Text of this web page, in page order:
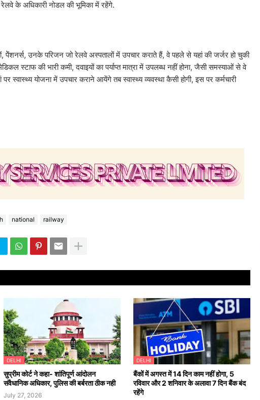
के अधिकारी नोडल की भूमिका में रहेंगे.
पेेंशनर्स, उनके परिजन जो रेलवे अस्पतालों में उपचार कराते हैं, वे पहले से यहां की जर्जर हो चुकी
स्टाफ की भारी कमी, दवाइयों का पर्याप्त मात्रा में उपलब्ध नहीं होना, जैसी समस्याओं से वे
स्वास्थ्य योजना में उपचार कराने आयेंगे तब स्वास्थ्य व्यवस्था कैसी होगी, इस पर कर्मचारी
national railway
DELHI
सुप्रीम कोर्ट ने कहा- शांतिपूर्ण आंदोलन
संवैधानिक अधिकार, पुलिस की बर्बरता ठीक नही
July 27, 2026
DELHI
बैंकों में अगस्त में 14 दिन काम नहीं होगा, 5
रविवार और 2 शनिवार के अलावा 7 दिन बैंक बंद
रहेंगे